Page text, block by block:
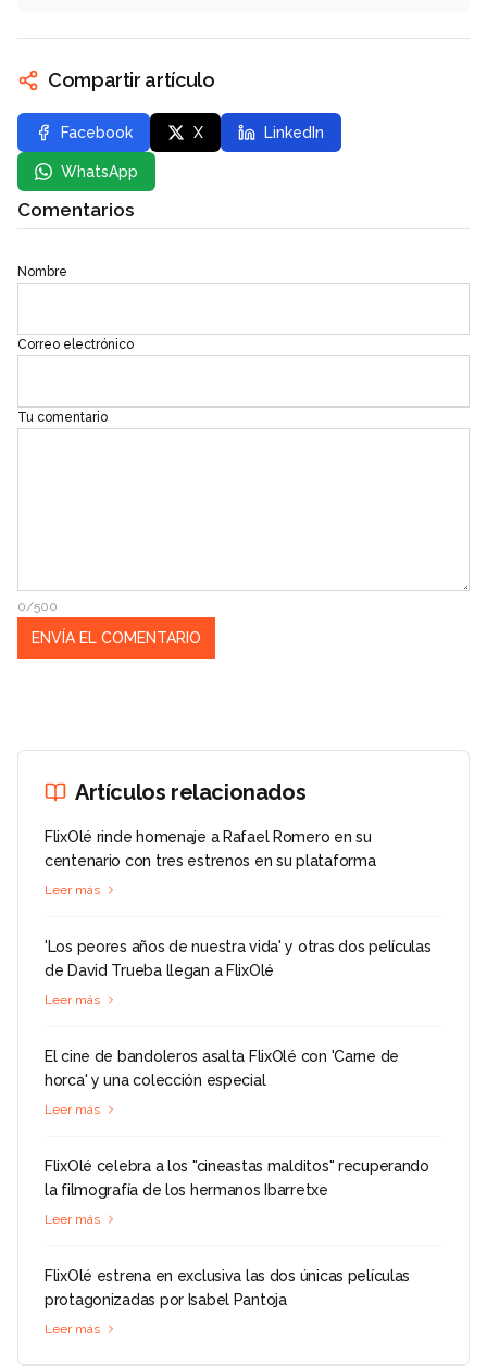
Compartir artículo
Facebook X LinkedIn
WhatsApp
Comentarios
Nombre
Correo electrónico
Tu comentario
0/500
Artículos relacionados
FlixOlé rinde homenaje a Rafael Romero en su
centenario con tres estrenos en su plataforma
Leer más
'Los peores años de nuestra vida' y otras dos películas
de David Trueba llegan a FlixOlé
Leer más
El cine de bandoleros asalta FlixOlé con 'Carne de
horca' y una colección especial
Leer más
FlixOlé celebra a los "cineastas malditos" recuperando
la filmografía de los hermanos Ibarretxe
Leer más
FlixOlé estrena en exclusiva las dos únicas películas
protagonizadas por Isabel Pantoja
Leer más